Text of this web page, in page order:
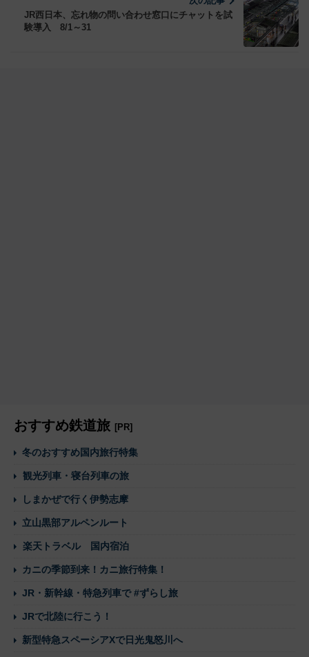
JR西日本、忘れ物の問い合わせ窓口にチャットを試
験導入 8/1～31
おすすめ鉄道旅 [PR]
冬のおすすめ国内旅行特集
観光列車・寝台列車の旅
しまかぜで行く伊勢志摩
立山黒部アルペンルート
楽天トラベル 国内宿泊
カニの季節到来！カニ旅行特集！
JR・新幹線・特急列車で #ずらし旅
JRで北陸に行こう！
新型特急スペーシアXで日光鬼怒川へ